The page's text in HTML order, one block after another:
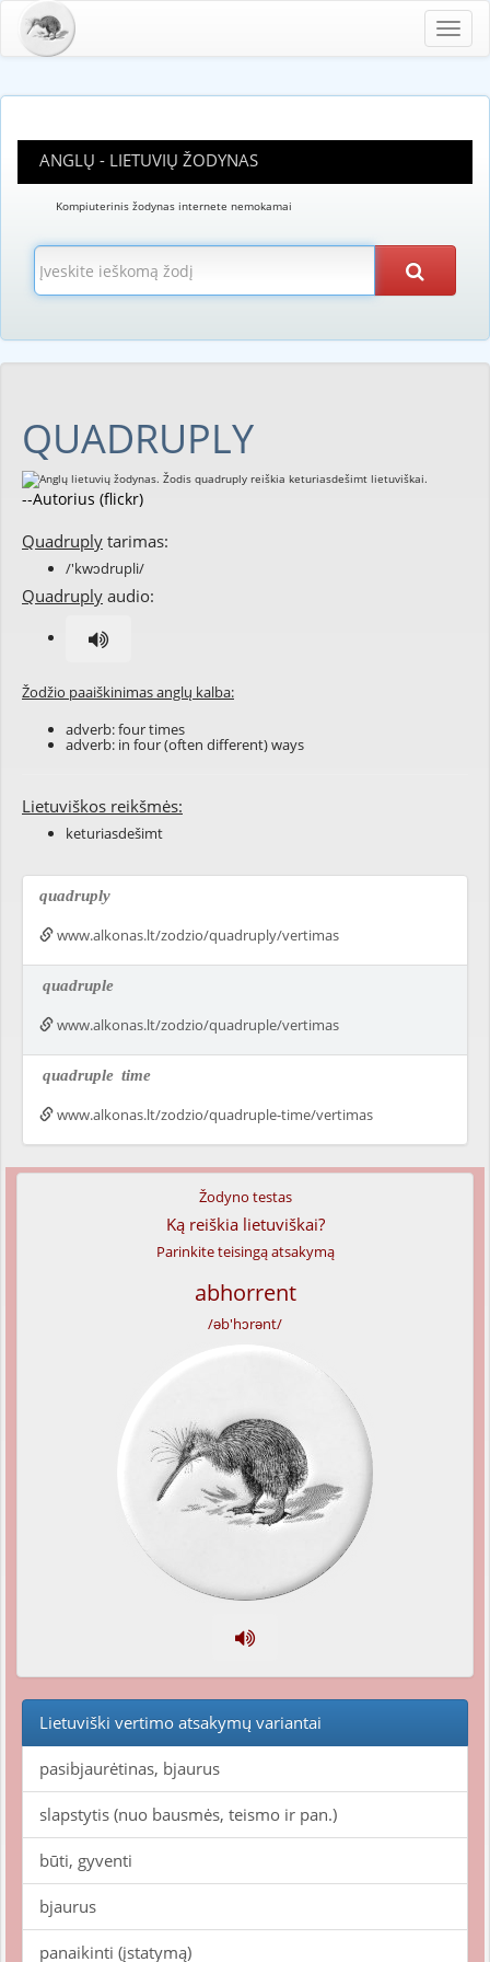
ANGLŲ - LIETUVIŲ ŽODYNAS
Kompiuterinis žodynas internete nemokamai
QUADRUPLY
--Autorius (flickr)
Quadruply tarimas:
/'kwɔdrupli/
Quadruply audio:
Žodžio paaiškinimas anglų kalba:
adverb:fourtimes
adverb: in four (often different) ways
Lietuviškos reikšmės:
keturiasdešimt
quadruply
www.alkonas.lt/zodzio/quadruply/vertimas
quadruple
www.alkonas.lt/zodzio/quadruple/vertimas
quadruple time
www.alkonas.lt/zodzio/quadruple-time/vertimas
Žodyno testas
Ką reiškia lietuviškai?
Parinkite teisingą atsakymą
abhorrent
/əb'hɔrənt/
Lietuviški vertimo atsakymų variantai
pasibjaurėtinas, bjaurus
slapstytis (nuo bausmės, teismo ir pan.)
būti, gyventi
bjaurus
panaikinti (įstatymą)